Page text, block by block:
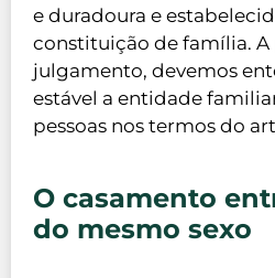
e duradoura e
constituição de família. A
julgamento, devemos
estável a entidade
pessoas nos termos do
O casamento
do mesmo sexo